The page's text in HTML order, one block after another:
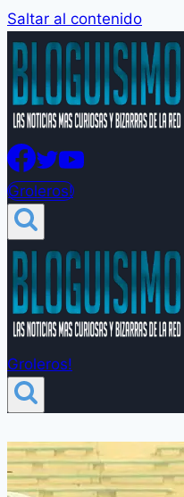
Saltar al contenido
Groleros!
Groleros!